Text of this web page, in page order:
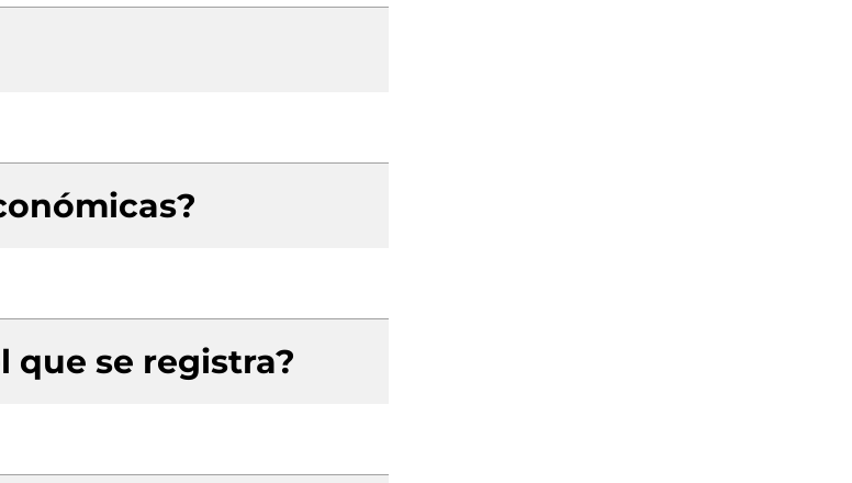
que se registra?